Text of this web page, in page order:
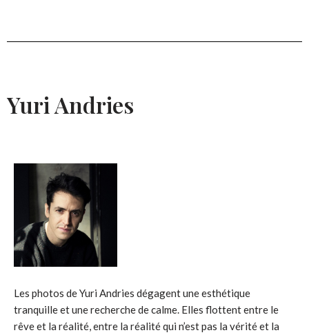
Yuri Andries
Les photos de Yuri Andries dégagent une esthétique
tranquille et une recherche de calme. Elles flottent entre le
rêve et la réalité, entre la réalité qui n’est pas la vérité et la